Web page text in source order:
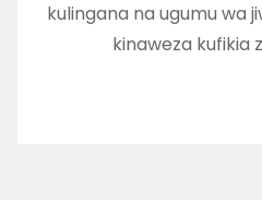
kulingana na ugumu wa
kinaweza kufikia